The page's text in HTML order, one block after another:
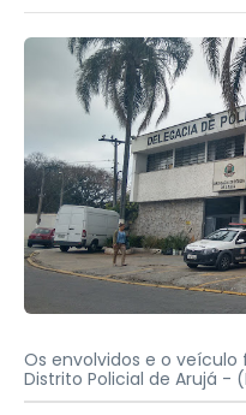
Os envolvidos e o
Distrito Policial de Arujá -